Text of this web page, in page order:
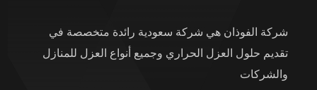
شركة الفوذان هي شركة سعودية رائدة متخصصة في
تقديم حلول العزل الحراري وجميع أنواع العزل للمنازل
والشركات